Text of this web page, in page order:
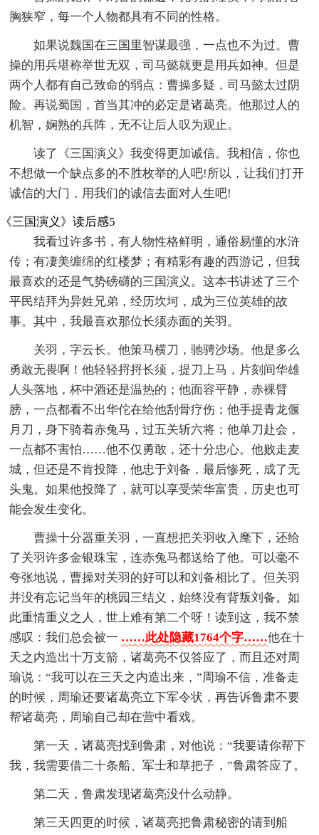
胸狭窄，每一个人物都具有不同的性格。
如果说魏国在三国里智谋最强，一点也不为过。曹
操的用兵堪称举世无双，司马懿就更是用兵如神。但是
两个人都有自己致命的弱点：曹操多疑，司马懿太过阴
险。再说蜀国，首当其冲的必定是诸葛亮。他那过人的
机智，娴熟的兵阵，无不让后人叹为观止。
读了《三国演义》我变得更加诚信。我相信，你也
不想做一个缺点多的不胜枚举的人吧!所以，让我们打开
诚信的大门，用我们的诚信去面对人生吧!
《三国演义》读后感5
我看过许多书，有人物性格鲜明，通俗易懂的水浒
传；有凄美缠绵的红楼梦；有精彩有趣的西游记，但我
最喜欢的还是气势磅礴的三国演义。这本书讲述了三个
平民结拜为异姓兄弟，经历坎坷，成为三位英雄的故
事。其中，我最喜欢那位长须赤面的关羽。
关羽，字云长。他策马横刀，驰骋沙场。他是多么
勇敢无畏啊！他轻轻捋捋长须，提刀上马，片刻间华雄
人头落地，杯中酒还是温热的；他面容平静，赤裸臂
膀，一点都看不出华佗在给他刮骨疗伤；他手提青龙偃
月刀，身下骑着赤兔马，过五关斩六将；他单刀赴会，
一点都不害怕……他不仅勇敢，还十分忠心。他败走麦
城，但还是不肯投降，他忠于刘备，最后惨死，成了无
头鬼。如果他投降了，就可以享受荣华富贵，历史也可
能会发生变化。
曹操十分器重关羽，一直想把关羽收入麾下，还给
了关羽许多金银珠宝，连赤兔马都送给了他。可以毫不
夸张地说，曹操对关羽的好可以和刘备相比了。但关羽
并没有忘记当年的桃园三结义，始终没有背叛刘备。如
此重情重义之人，世上难有第二个呀！读到这，我不禁
感叹：我们总会被一 ……此处隐藏1764个字……他在十
天之内造出十万支箭，诸葛亮不仅答应了，而且还对周
瑜说：“我可以在三天之内造出来，”周瑜不信，准备走
的时候，周瑜还要诸葛亮立下军令状，再告诉鲁肃不要
帮诸葛亮，周瑜自己却在营中看戏。
第一天，诸葛亮找到鲁肃，对他说：“我要请你帮下
我，我需要借二十条船、军士和草把子，”鲁肃答应了。
第二天，鲁肃发现诸葛亮没什么动静。
第三天四更的时候，诸葛亮把鲁肃秘密的请到船